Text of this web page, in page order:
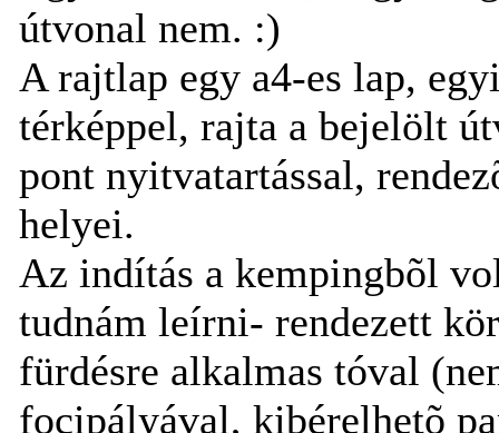
útvonal nem. :)
A rajtlap egy a4-es lap,
térképpel, rajta a bejelölt
pont nyitvatartással,
helyei.
Az indítás a kempingbõl
tudnám leírni- rendezett
fürdésre alkalmas tóval
focipályával, kibérelhetõ